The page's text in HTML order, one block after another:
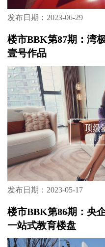
发布日期：2023-06-29
楼市BBK第87期：湾
壹号作品
发布日期：2023-05-17
楼市BBK第86期：央
一站式教育楼盘